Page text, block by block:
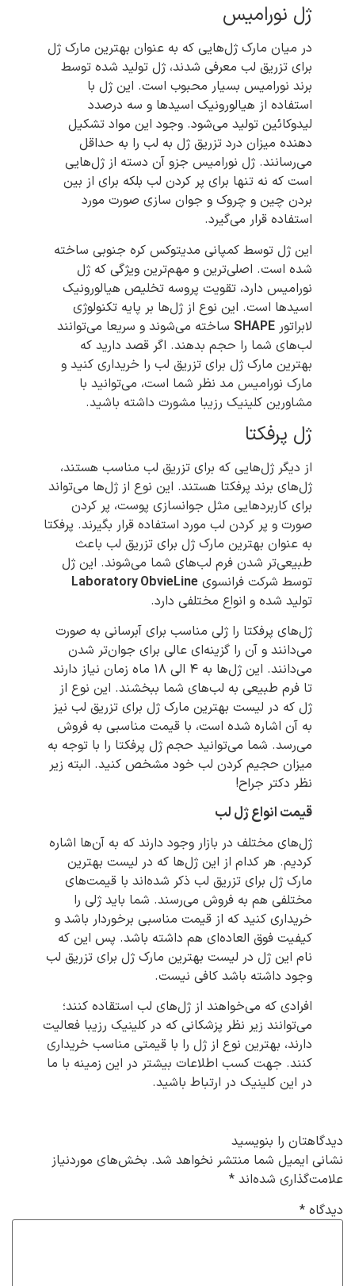
ژل نورامیس
در میان مارک ژل‌هایی که به عنوان بهترین مارک ژل
برای تزریق لب معرفی شدند، ژل تولید شده توسط
برند نورامیس بسیار محبوب است. این ژل با
استفاده از هیالورونیک اسیدها و سه درصدد
لیدوکائین تولید می‌شود. وجود این مواد تشکیل
دهنده میزان درد تزریق ژل به لب را به حداقل
می‌رسانند. ژل نورامیس جزو آن دسته از ژل‌هایی
است که نه تنها برای پر کردن لب بلکه برای از بین
بردن چین و چروک و جوان سازی صورت مورد
استفاده قرار می‌گیرد.
این ژل توسط کمپانی مدیتوکس کره جنوبی ساخته
شده است. اصلی‌ترین و مهم‌ترین ویژگی که ژل
نورامیس دارد، تقویت پروسه تخلیص هیالورونیک
اسیدها است. این نوع از ژل‌ها بر پایه تکنولوژی
لابراتور SHAPE ساخته می‌شوند و سریعا می‌توانند
لب‌های شما را حجم بدهند. اگر قصد دارید که
بهترین مارک ژل برای تزریق لب را خریداری کنید و
مارک نورامیس مد نظر شما است، می‌توانید با
مشاورین کلینیک رزیبا مشورت داشته باشید.
ژل پرفکتا
از دیگر ژل‌هایی که برای تزریق لب مناسب هستند،
ژل‌های برند پرفکتا هستند. این نوع از ژل‌ها می‌تواند
برای کاربردهایی مثل جوانسازی پوست، پر کردن
صورت و پر کردن لب مورد استفاده قرار بگیرند. پرفکتا
به عنوان بهترین مارک ژل برای تزریق لب باعث
طبیعی‌تر شدن فرم لب‌های شما می‌شوند. این ژل
توسط شرکت فرانسوی Laboratory ObvieLine
تولید شده و انواع مختلفی دارد.
ژل‌های پرفکتا را ژلی مناسب برای آبرسانی به صورت
می‌دانند و آن را گزینه‌ای عالی برای جوان‌تر شدن
می‌دانند. این ژل‌ها به ۴ الی ۱۸ ماه زمان نیاز دارند
تا فرم طبیعی به لب‌های شما ببخشند. این نوع از
ژل که در لیست بهترین مارک ژل برای تزریق لب نیز
به آن اشاره شده است، با قیمت مناسبی به فروش
می‌رسد. شما می‌توانید حجم ژل پرفکتا را با توجه به
میزان حجیم کردن لب خود مشخص کنید. البته زیر
نظر دکتر جراح!
قیمت انواع ژل لب
ژل‌های مختلف در بازار وجود دارند که به آن‌ها اشاره
کردیم. هر کدام از این ژل‌ها که در لیست بهترین
مارک ژل برای تزریق لب ذکر شده‌اند با قیمت‌های
مختلفی هم به فروش می‌رسند. شما باید ژلی را
خریداری کنید که از قیمت مناسبی برخوردار باشد و
کیفیت فوق العاده‌ای هم داشته باشد. پس این که
نام این ژل در لیست بهترین مارک ژل برای تزریق لب
وجود داشته باشد کافی نیست.
افرادی که می‌خواهند از ژل‌های لب استقاده کنند؛
می‌توانند زیر نظر پزشکانی که در کلینیک رزیبا فعالیت
دارند، بهترین نوع از ژل را با قیمتی مناسب خریداری
کنند. جهت کسب اطلاعات بیشتر در این زمینه با ما
در این کلینیک در ارتباط باشید.
دیدگاهتان را بنویسید
نشانی ایمیل شما منتشر نخواهد شد. بخش‌های موردنیاز
علامت‌گذاری شده‌اند *
دیدگاه *